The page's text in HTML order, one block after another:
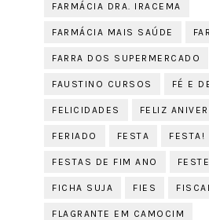
FARMÁCIA DRA. IRACEMA
FARMÁCIA MAIS SAÚDE
FARRA DOS SUPERMERCADO
FAUSTINO CURSOS FÉ E
FELICIDADES FELIZ
FERIADO FESTA FESTA!
FESTAS DE FIM ANO
FICHA SUJA FIES
FLAGRANTE EM CAMOCIM